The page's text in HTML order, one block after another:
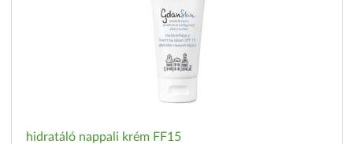
hidratáló nappali krém FF15